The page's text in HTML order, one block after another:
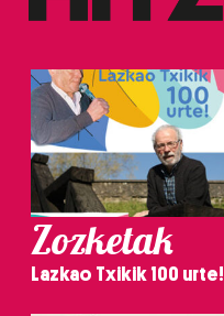
Zozketak
Lazkao Txikik 100 urte!